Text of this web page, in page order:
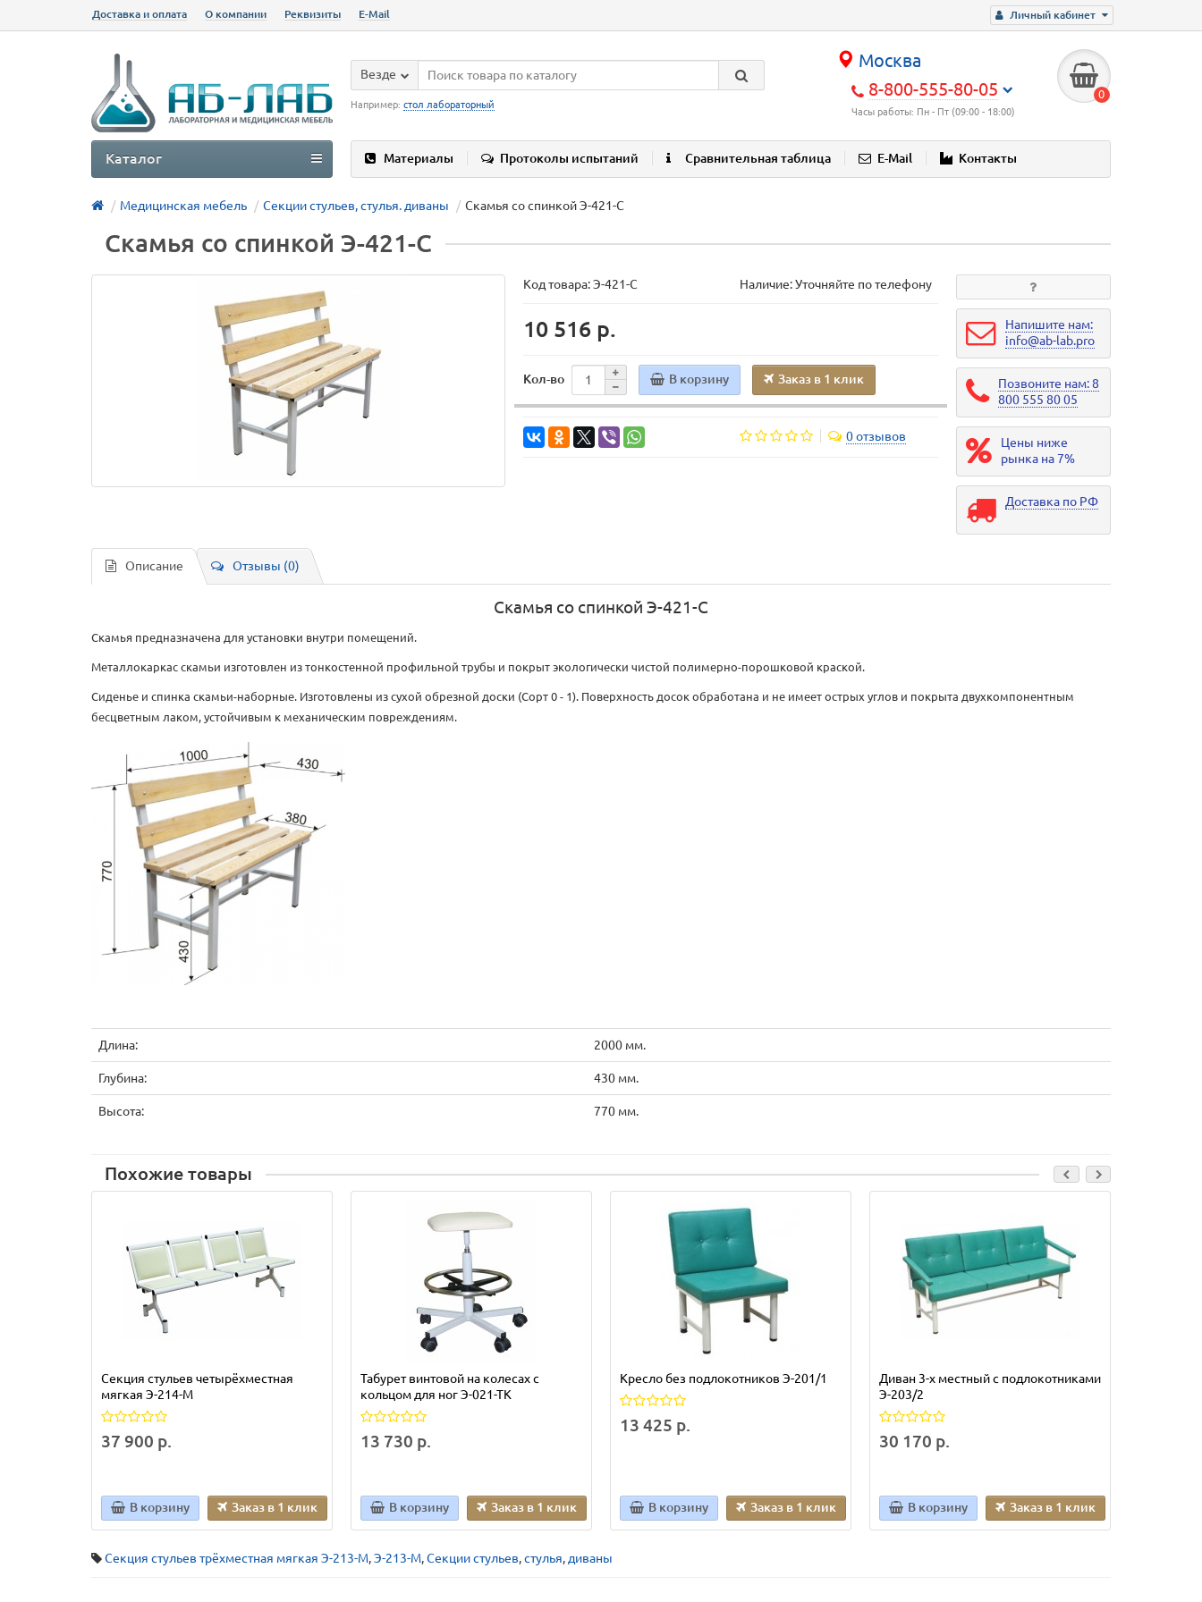
Личный кабинет
Доставка и оплата О компании Реквизиты E-Mail
Москва
8-800-555-80-05
Часы работы: Пн - Пт (09:00 - 18:00)
0
Везде
Например: стол лабораторный
Материалы Протоколы испытаний Сравнительная таблица E-Mail Контакты
Каталог
Медицинская мебель Секции стульев, стулья. диваны Скамья со спинкой Э-421-С
Скамья со спинкой Э-421-С
Код товара:Э-421-С Наличие: Уточняйте по телефону
10 516 р.
Кол-во В корзину Заказ в 1 клик
0 отзывов
Напишите нам:
info@ab-lab.pro
Позвоните нам: 8
800 555 80 05
Цены ниже
рынка на 7%
Доставка по РФ
Описание Отзывы (0)
Скамья со спинкой Э-421-С
Скамья предназначена для установки внутри помещений.
Металлокаркас скамьи изготовлен из тонкостенной профильной трубы и покрыт экологически чистой полимерно-порошковой краской.
Сиденье и спинка скамьи-наборные. Изготовлены из сухой обрезной доски (Сорт 0 - 1). Поверхность досок обработана и не имеет острых углов и покрыта двухкомпонентным
бесцветным лаком, устойчивым к механическим повреждениям.
Длина: 2000 мм.
Глубина: 430 мм.
Высота: 770 мм.
Похожие товары
Секция стульев четырёхместная
мягкая Э-214-М
37 900 р.
В корзину Заказ в 1 клик
Табурет винтовой на колесах с
кольцом для ног Э-021-ТК
13 730 р.
В корзину Заказ в 1 клик
Кресло без подлокотников Э-201/1
13 425 р.
В корзину Заказ в 1 клик
Диван 3-х местный с подлокотниками
Э-203/2
30 170 р.
В корзину Заказ в 1 клик
Секция стульев трёхместная мягкая Э-213-М,Э-213-М,Секции стульев,стулья, диваны